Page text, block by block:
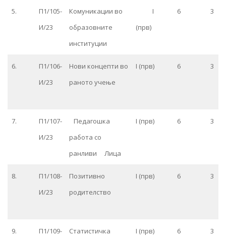
5.
П1/105-
И/23
Комуникации во
образовните
институции
I
(прв)
6 3
6.
П1/106-
И/23
Нови концепти во
раното учење
I (прв) 6 3
7.
П1/107-
И/23
Педагошка
работа со
ранливи Лица
I (прв) 6 3
8.
П1/108-
И/23
Позитивно
родителство
I (прв) 6 3
9.
П1/109-
Статистичка
I (прв) 6 3